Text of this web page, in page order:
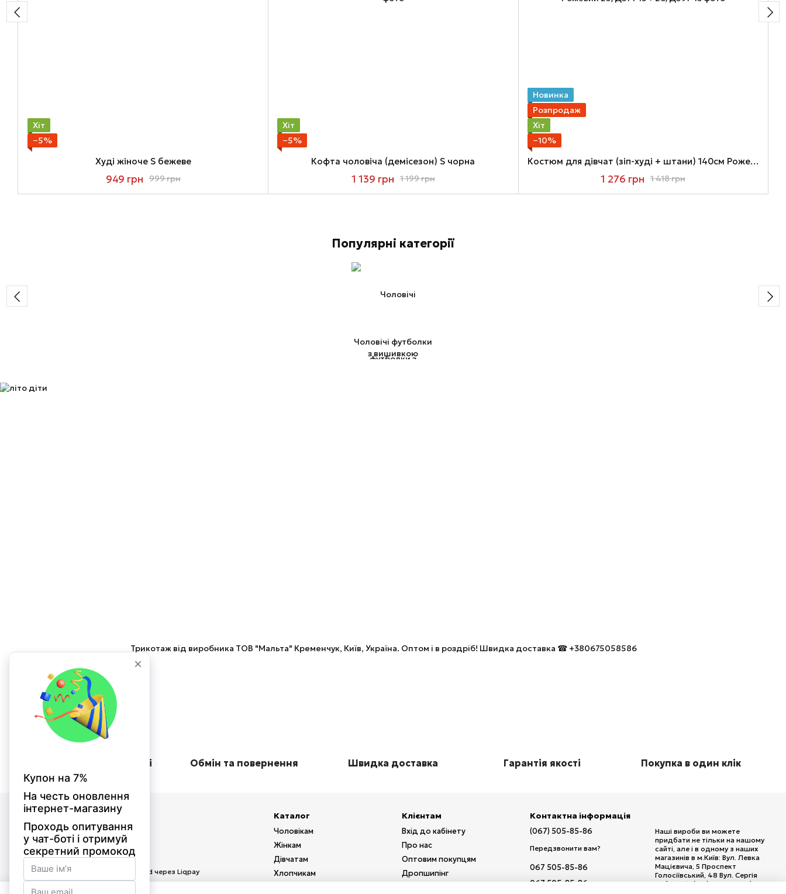
Хіт
−5%
Худі жіноче S бежеве
999 грн
949 грн
Хіт
−5%
Кофта чоловіча (демісезон) S чорна
1 199 грн
1 139 грн
Новинка
Розпродаж
Хіт
−10%
Костюм для дівчат (зіп-худі + штани) 140см Рожевий
1 418 грн
1 276 грн
Популярні категорії
Чоловічі футболки
з вишивкою
Трикотаж від виробника ТОВ "Мальта" Кременчук, Київ, Україна. Оптом і в роздріб! Швидка доставка ☎ +380675058586
Оплата при отриманні Обмін та повернення Швидка доставка Гарантія якості Покупка в один клік
© 2026
Приймаємо до оплати
Каталог
Чоловікам
Жінкам
Дівчатам
Хлопчикам
Клієнтам
Вхід до кабінету
Про нас
Оптовим покупцям
Дропшипінг
Контактна інформація
(067) 505-85-86
Передзвонити вам?
067 505-85-86
067 505-85-86
Наші вироби ви можете
придбати не тільки на нашому
сайті, але і в одному з наших
магазинів в м.Київ: Вул. Левка
Мацієвича, 5 Проспект
Голосіївський, 48 Вул. Сергія
Набоки, 15/20 (м. Дарниця) Вул.